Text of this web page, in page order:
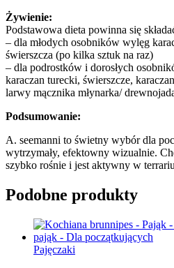
Żywienie:
Podstawowa dieta powinna się
– dla młodych osobników wylęg
świerszcza (po kilka sztuk na raz)
– dla podrostków i dorosłych
karaczan turecki, świerszcze,
larwy mącznika młynarka/
Podsumowanie:
A. seemanni to świetny wybór dla
wytrzymały, efektowny wizualnie.
szybko rośnie i jest aktywny w
Podobne produkty
Pajęczaki